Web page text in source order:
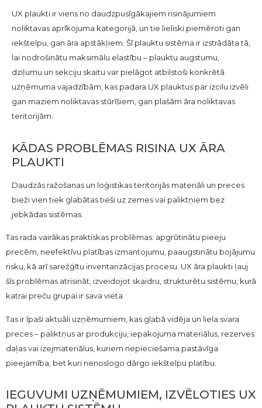
UX plaukti ir viens no daudzpusīgākajiem risinājumiem
noliktavas aprīkojuma kategorijā, un tie lieliski piemēroti gan
iekštelpu, gan āra apstākļiem. Šī plauktu sistēma ir izstrādāta tā,
lai nodrošinātu maksimālu elastību – plauktu augstumu,
dziļumu un sekciju skaitu var pielāgot atbilstoši konkrētā
uzņēmuma vajadzībām, kas padara UX plauktus par izcilu izvēli
gan maziem noliktavas stūrīšiem, gan plašām āra noliktavas
teritorijām.
KĀDAS PROBLĒMAS RISINA UX ĀRA
PLAUKTI
Daudzās ražošanas un loģistikas teritorijās materiāli un preces
bieži vien tiek glabātas tieši uz zemes vai paliktņiem bez
jebkādas sistēmas.
Tas rada vairākas praktiskas problēmas: apgrūtinātu pieeju
precēm, neefektīvu platības izmantojumu, paaugstinātu bojājumu
risku, kā arī sarežģītu inventarizācijas procesu. UX āra plaukti ļauj
šīs problēmas atrisināt, izveidojot skaidru, strukturētu sistēmu, kurā
katrai preču grupai ir sava vieta.
Tas ir īpaši aktuāli uzņēmumiem, kas glabā vidēja un liela svara
preces – paliktņus ar produkciju, iepakojuma materiālus, rezerves
daļas vai izejmateriālus, kuriem nepieciešama pastāvīga
pieejamība, bet kuri nenoslogo dārgo iekštelpu platību.
IEGUVUMI UZŅĒMUMIEM, IZVĒLOTIES UX